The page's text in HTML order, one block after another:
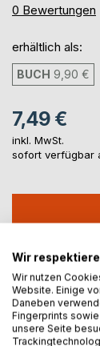
0%
0 Bewertungen
erhältlich als:
BUCH 9,90 €
7,49 €
inkl. MwSt.
sofort verfügbar
Auf die
Titel bewerten
Wir
Wir nutzen
Website. Einige
Daneben
Fingerprints
unsere Seite